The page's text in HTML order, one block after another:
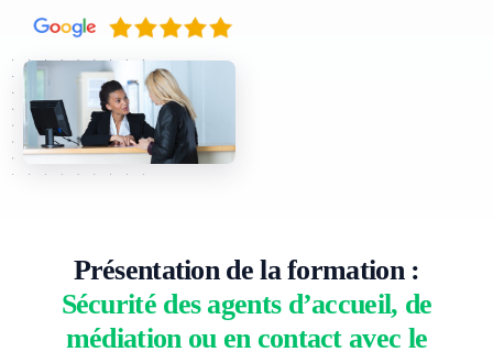
Présentation de la formation :
Sécurité des agents d’accueil, de
médiation ou en contact avec le